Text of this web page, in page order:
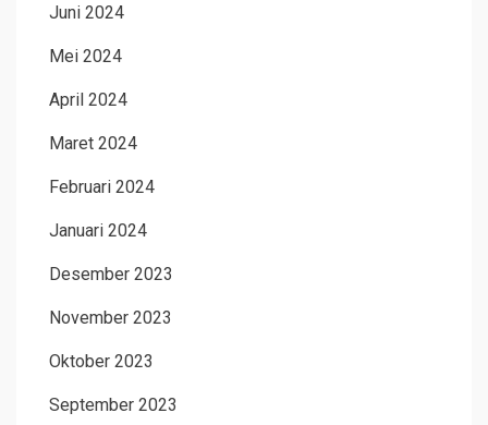
Juni 2024
Mei 2024
April 2024
Maret 2024
Februari 2024
Januari 2024
Desember 2023
November 2023
Oktober 2023
September 2023